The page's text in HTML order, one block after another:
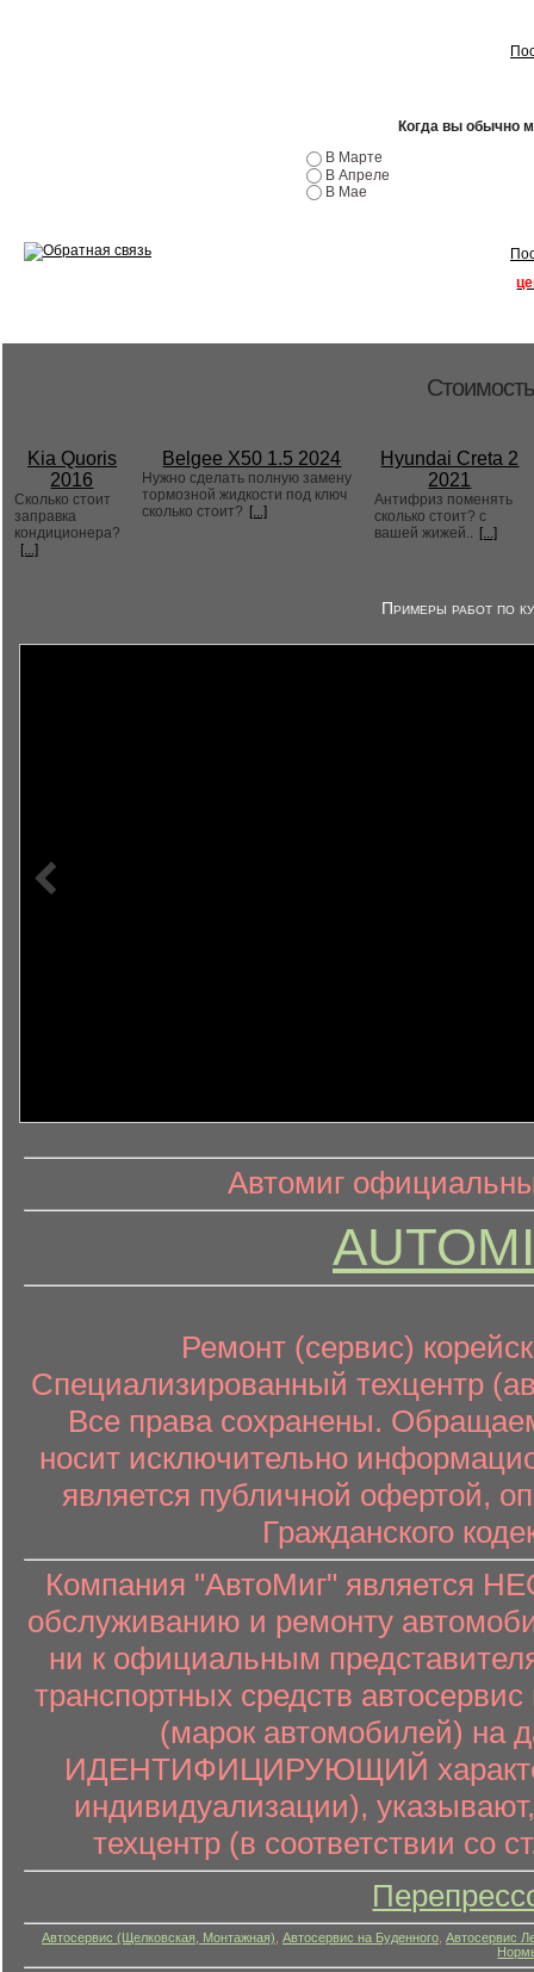
Когда вы обычно
В Марте
В Апреле
В Мае
Kia Quoris
2016
Сколько стоит
заправка
кондиционера?
[...]
Belgee X50 1.5 2024
Нужно сделать полную замену
тормозной жидкости под ключ
сколько стоит? [...]
Hyundai Creta 2
2021
Антифриз поменять
сколько стоит? с
вашей жижей.. [...]
Примеры работ по
информационный контент
Автомиг
Ремонт (сервис)
Специализированный техцентр
Все права сохранены.
носит исключительно
является публичной офертой,
Гражданского
Компания "АвтоМиг" является
обслуживанию и ремонту
ни к официальным
транспортных средств
(марок автомобилей) на
ИДЕНТИФИЦИРУЮЩИЙ характер
индивидуализации),
техцентр (в соответствии со
Автосервис (Щелковская, Монтажная) Автосервис на Буденного Автосервис